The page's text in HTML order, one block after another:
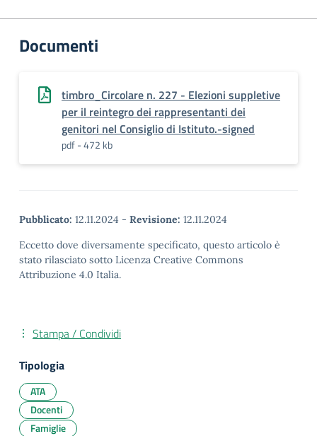
Documenti
timbro_Circolare n. 227 - Elezioni suppletive
per il reintegro dei rappresentanti dei
genitori nel Consiglio di Istituto.-signed
pdf - 472 kb
Pubblicato: 12.11.2024 - Revisione: 12.11.2024
Eccetto dove diversamente specificato, questo articolo è
stato rilasciato sotto Licenza Creative Commons
Attribuzione 4.0 Italia.
Stampa / Condividi
Tipologia
ATA
Docenti
Famiglie